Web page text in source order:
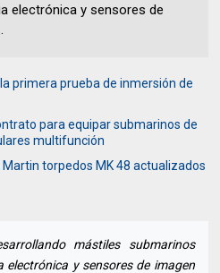
electrónica y sensores de
primera prueba de inmersión de
para equipar submarinos de
multifunción
Martin torpedos MK 48 actualizados
mástiles submarinos
y sensores de imagen